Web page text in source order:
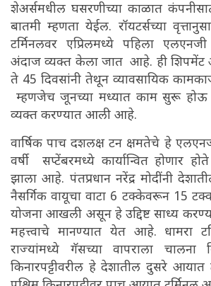
शेअर्समधील घसरणीच्या काळात
बातमी म्हणता येईल. रॉयटर्सच्या
टर्मिनलवर एप्रिलमध्ये पहिला
अंदाज व्यक्त केला जात आहे. ही शिपमेंट
ते 45 दिवसांनी तेथून व्यावसायिक
म्हणजेच जूनच्या मध्यात काम सुरू
व्यक्त करण्यात आली आहे.
वार्षिक पाच दशलक्ष टन क्षमतेचे हे
वर्षी सप्टेंबरमध्ये कार्यान्वित होणार
झाला आहे. पंतप्रधान नरेंद्र मोदींनी
नैसर्गिक वायूचा वाटा 6 टक्केवरून 15
योजना आखली असून हे उद्दिष्ट साध्य
महत्त्वाचे मानण्यात येत आहे. धामरा
राज्यांमध्ये गॅसच्या वापराला
किनारपट्टीवरील हे देशातील दुसरे